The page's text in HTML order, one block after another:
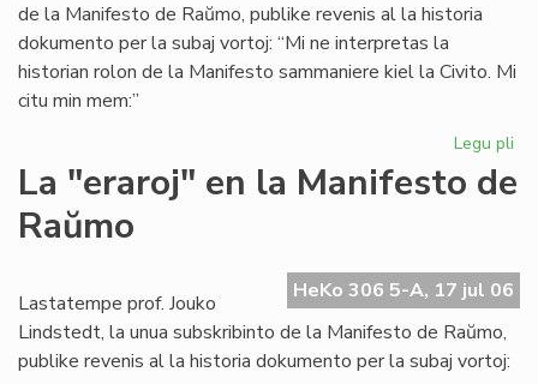
de la Manifesto de Raŭmo, publike revenis al la historia
dokumento per la subaj vortoj: “Mi ne interpretas la
historian rolon de la Manifesto sammaniere kiel la Civito. Mi
citu min mem:”
Legu pli
La "eraroj" en la Manifesto de
Raŭmo
HeKo 306 5-A, 17 jul 06
Lastatempe prof. Jouko
Lindstedt, la unua subskribinto de la Manifesto de Raŭmo,
publike revenis al la historia dokumento per la subaj vortoj: